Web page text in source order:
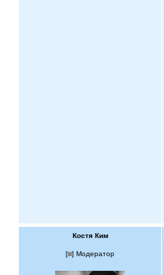
Костя Ким
[ ] Модератор